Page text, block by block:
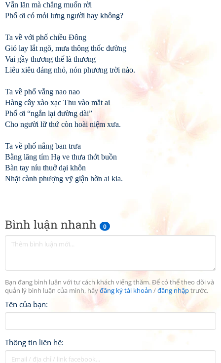
Bình luận nhanh 0
Bạn đang bình luận với tư cách khách viếng thăm. Để có thể theo dõi và
quản lý bình luận của mình, hãyđăng ký tài khoản /đăng nhậptrước.
Tên của bạn:
Thông tin liên hệ:
Vẫn lăn mà chẳng muốn rời
Phố ơi có mỏi lưng người hay không?
Ta về với phố chiều Đông
Gió lay lắt ngõ, mưa thông thốc đường
Vai gầy thương thế là thương
Liêu xiêu dáng nhỏ, nón phương trời nào.
Ta về phố vắng nao nao
Hàng cây xào xạc Thu vào mắt ai
Phố ơi “ngắn lại đường dài”
Cho người lữ thứ còn hoài niệm xưa.
Ta về phố nắng ban trưa
Bằng lăng tím Hạ ve thưa thớt buồn
Bàn tay níu thuở dại khôn
Nhặt cành phượng vỹ giận hờn ai kia.